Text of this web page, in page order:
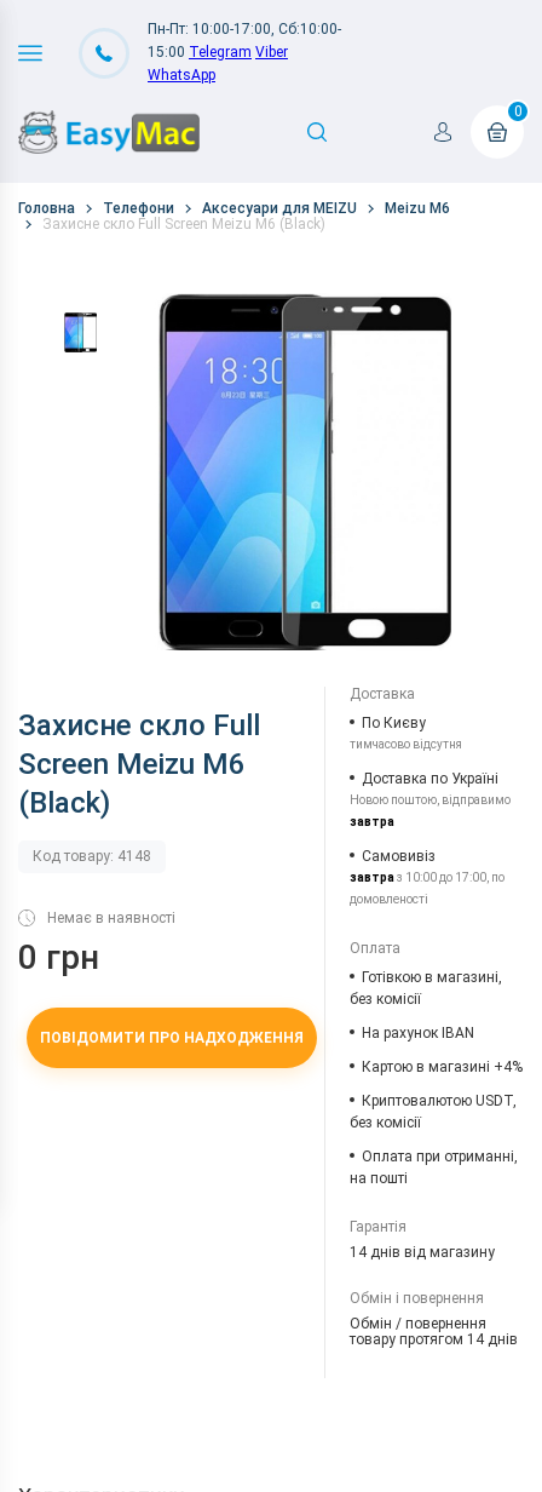
Пн-Пт: 10:00-17:00, Сб:10:00-
15:00 Telegram Viber
WhatsApp
0
Головна Телефони Аксесуари для MEIZU
Meizu M6
Захисне скло Full Screen Meizu M6 (Black)
Захисне скло Full
Screen Meizu M6
(Black)
Код товару: 4148
Немає в наявності
0 грн
ПОВІДОМИТИ ПРО НАДХОДЖЕННЯ
Доставка
По Києву
тимчасово відсутня
Доставка по Україні
Новою поштою, відправимо
завтра
Самовивіз
завтраз 10:00 до 17:00, по
домовленості
Оплата
Готівкою в магазині,
без комісії
На рахунок IBAN
Картою в магазині +4%
Криптовалютою USDT,
без комісії
Оплата при отриманні,
на пошті
Гарантія
14 днів від магазину
Обмін і повернення
Обмін / повернення
товару протягом 14 днів